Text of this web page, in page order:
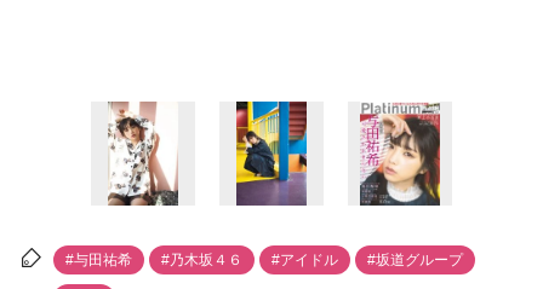
#与田祐希 #乃木坂４６ #アイドル #坂道グループ